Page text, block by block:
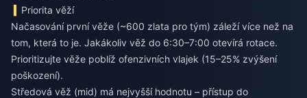
Priorita věží
Načasování první věže (~600 zlata pro tým) záleží více než na
tom, která to je. Jakákoliv věž do 6:30–7:00 otevírá rotace.
Prioritizujte věže poblíž ofenzivních vlajek (15–25% zvýšení
poškození).
Středová věž (mid) má nejvyšší hodnotu – přístup do